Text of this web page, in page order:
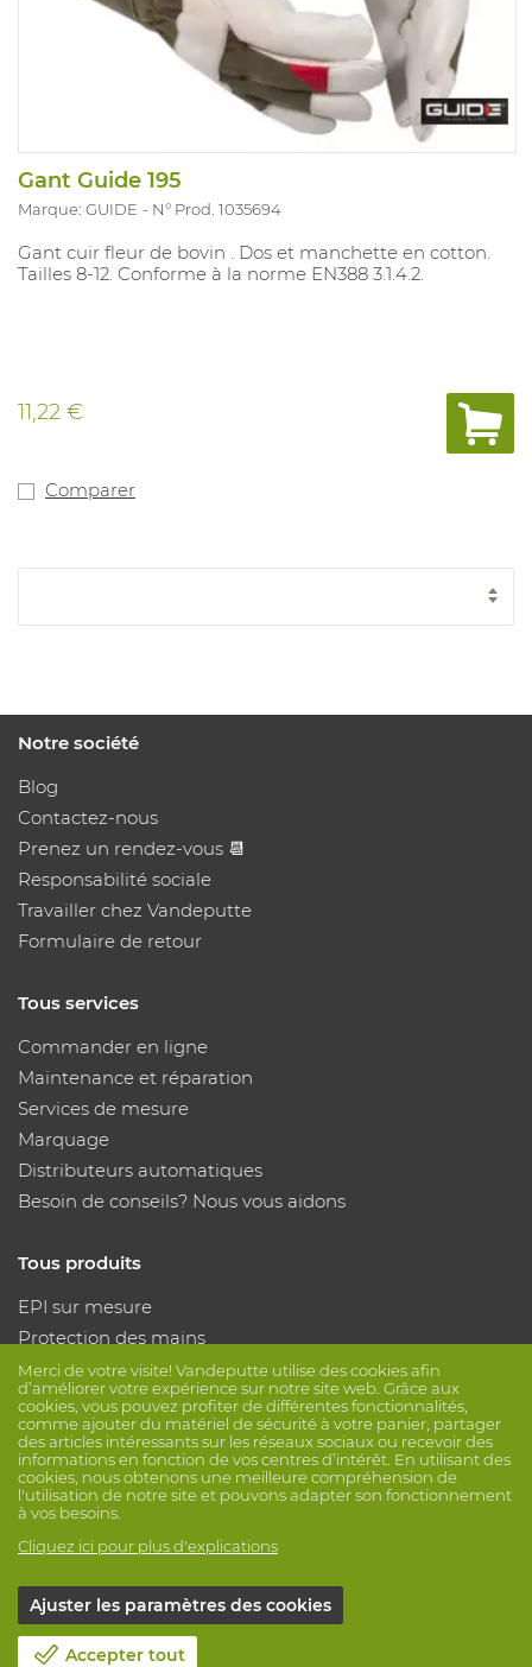
Gant Guide 195
Marque: GUIDE N° Prod. 1035694
Gant cuir fleur de bovin . Dos et manchette en cotton.
Tailles 8-12. Conforme à la norme EN388 3.1.4.2.
11,22 €
Comparer
Merci de votre visite! Vandeputte utilise des cookies afin
d’améliorer votre expérience sur notre site web. Grâce aux
cookies, vous pouvez profiter de différentes fonctionnalités,
comme ajouter du matériel de sécurité à votre panier, partager
des articles intéressants sur les réseaux sociaux ou recevoir des
informations en fonction de vos centres d’intérêt. En utilisant des
cookies, nous obtenons une meilleure compréhension de
l'utilisation de notre site et pouvons adapter son fonctionnement
à vos besoins.
Cliquez ici pour plus d'explications
Ajuster les paramètres des cookies
Accepter tout
Notre société
Blog
Contactez-nous
Prenez un rendez-vous 📆
Responsabilité sociale
Travailler chez Vandeputte
Formulaire de retour
Tous services
Commander en ligne
Maintenance et réparation
Services de mesure
Marquage
Distributeurs automatiques
Besoin de conseils? Nous vous aidons
Tous produits
EPI sur mesure
Protection des mains
Protection des pieds
Vêtements de protection
Suivez nous
© Vandeputte Conditions de vente